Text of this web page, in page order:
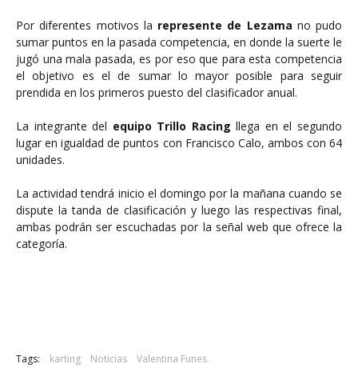
Por diferentes motivos la represente de Lezama no pudo
sumar puntos en la pasada competencia, en donde la suerte le
jugó una mala pasada, es por eso que para esta competencia
el objetivo es el de sumar lo mayor posible para seguir
prendida en los primeros puesto del clasificador anual.
La integrante del equipo Trillo Racing llega en el segundo
lugar en igualdad de puntos con Francisco Calo, ambos con 64
unidades.
La actividad tendrá inicio el domingo por la mañana cuando se
dispute la tanda de clasificación y luego las respectivas final,
ambas podrán ser escuchadas por la señal web que ofrece la
categoría.
Tags: karting Noticias Valentina Funes